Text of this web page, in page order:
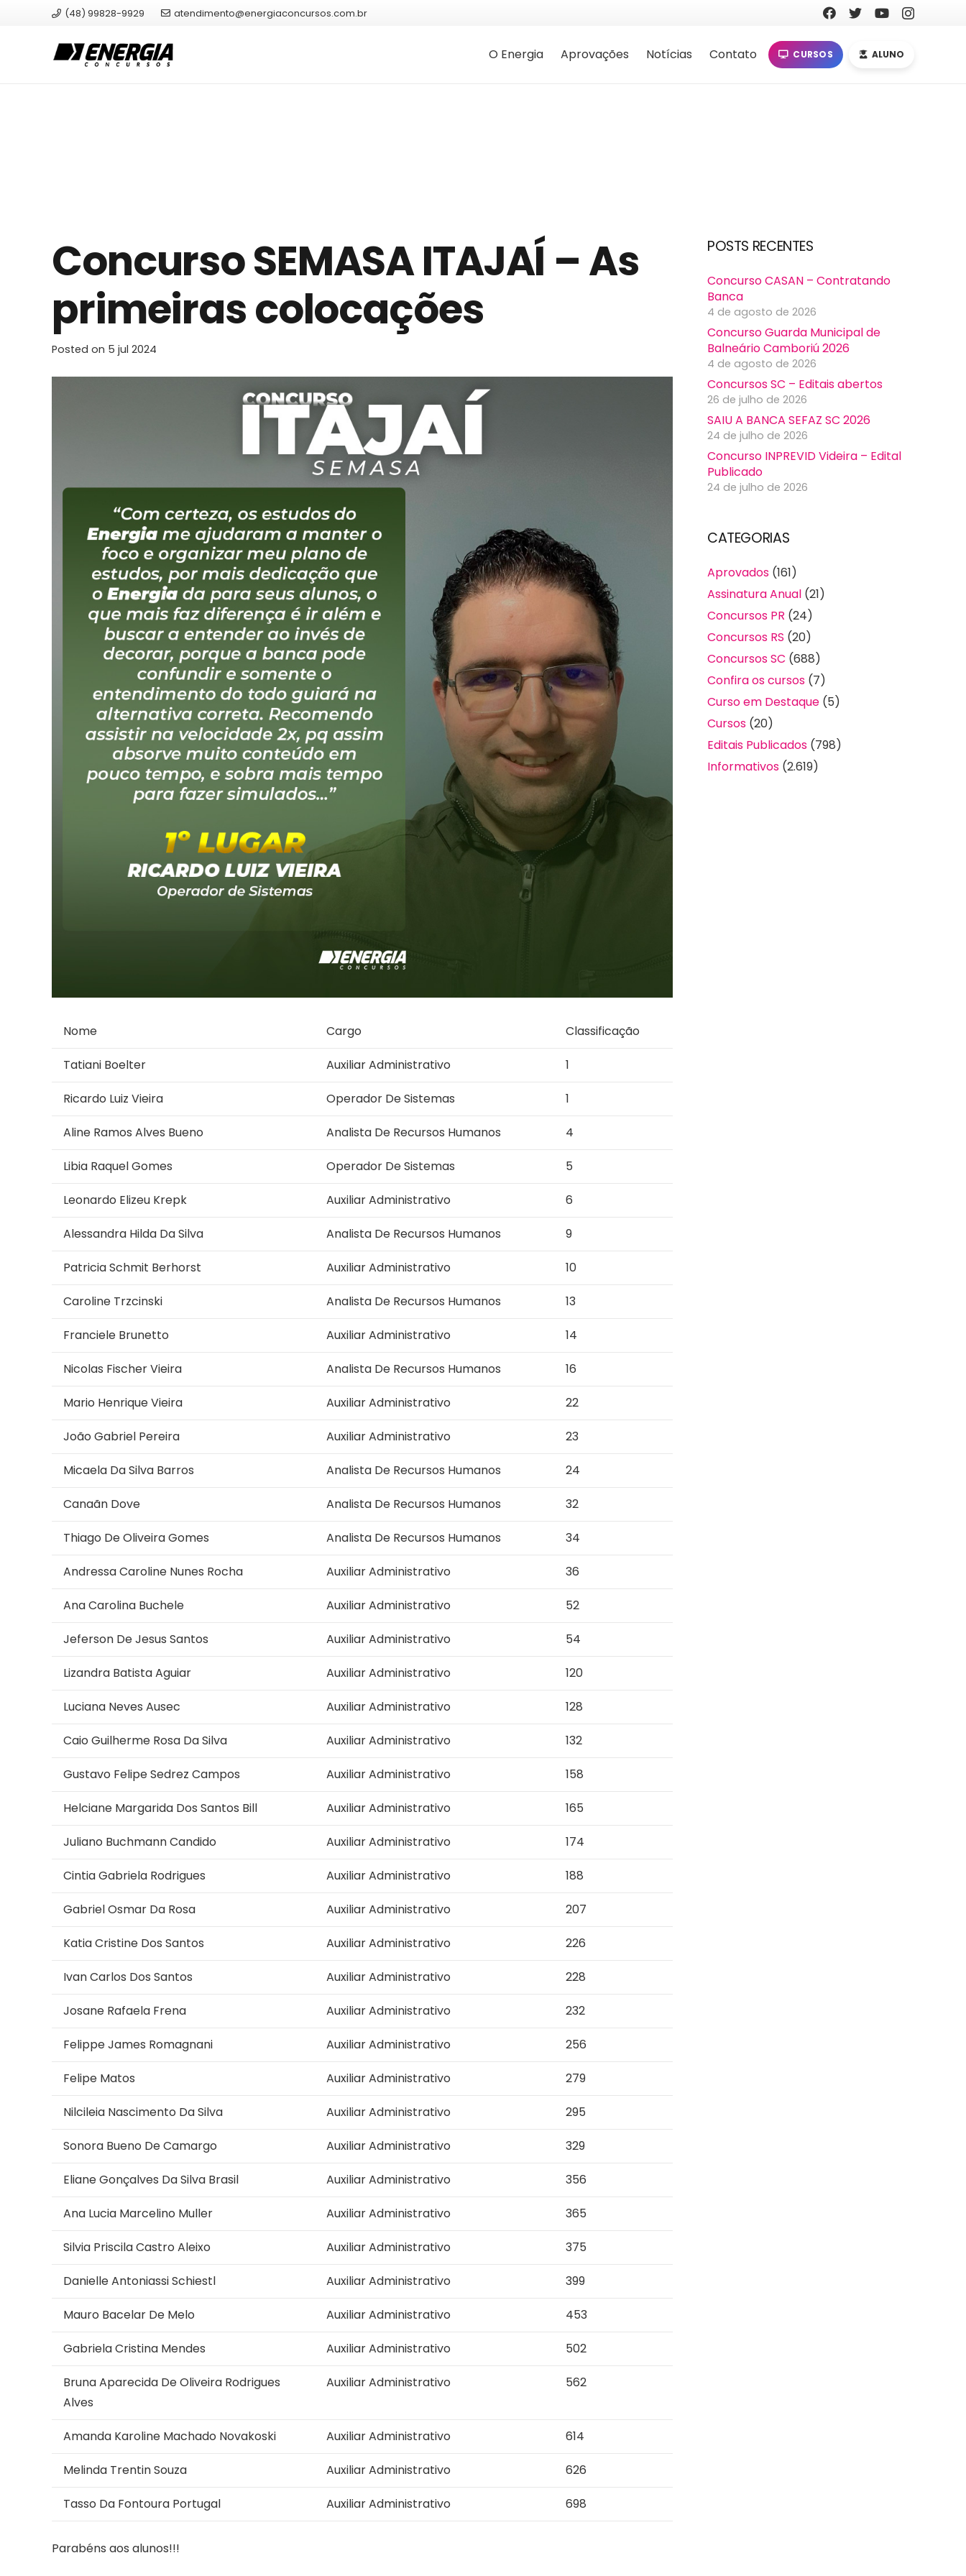
(48) 99828-9929 atendimento@energiaconcursos.com.br
O Energia Aprovações Notícias Contato CURSOS ALUNO
Concurso SEMASA ITAJAÍ – As
primeiras colocações
Posted on 5 jul 2024
Nome Cargo Classificação
Tatiani Boelter Auxiliar Administrativo 1
Ricardo Luiz Vieira Operador De Sistemas 1
Aline Ramos Alves Bueno Analista De Recursos Humanos 4
Libia Raquel Gomes Operador De Sistemas 5
Leonardo Elizeu Krepk Auxiliar Administrativo 6
Alessandra Hilda Da Silva Analista De Recursos Humanos 9
Patricia Schmit Berhorst Auxiliar Administrativo 10
Caroline Trzcinski Analista De Recursos Humanos 13
Franciele Brunetto Auxiliar Administrativo 14
Nicolas Fischer Vieira Analista De Recursos Humanos 16
Mario Henrique Vieira Auxiliar Administrativo 22
João Gabriel Pereira Auxiliar Administrativo 23
Micaela Da Silva Barros Analista De Recursos Humanos 24
Canaãn Dove Analista De Recursos Humanos 32
Thiago De Oliveira Gomes Analista De Recursos Humanos 34
Andressa Caroline Nunes Rocha Auxiliar Administrativo 36
Ana Carolina Buchele Auxiliar Administrativo 52
Jeferson De Jesus Santos Auxiliar Administrativo 54
Lizandra Batista Aguiar Auxiliar Administrativo 120
Luciana Neves Ausec Auxiliar Administrativo 128
Caio Guilherme Rosa Da Silva Auxiliar Administrativo 132
Gustavo Felipe Sedrez Campos Auxiliar Administrativo 158
Helciane Margarida Dos Santos Bill Auxiliar Administrativo 165
Juliano Buchmann Candido Auxiliar Administrativo 174
Cintia Gabriela Rodrigues Auxiliar Administrativo 188
Gabriel Osmar Da Rosa Auxiliar Administrativo 207
Katia Cristine Dos Santos Auxiliar Administrativo 226
Ivan Carlos Dos Santos Auxiliar Administrativo 228
Josane Rafaela Frena Auxiliar Administrativo 232
Felippe James Romagnani Auxiliar Administrativo 256
Felipe Matos Auxiliar Administrativo 279
Nilcileia Nascimento Da Silva Auxiliar Administrativo 295
Sonora Bueno De Camargo Auxiliar Administrativo 329
Eliane Gonçalves Da Silva Brasil Auxiliar Administrativo 356
Ana Lucia Marcelino Muller Auxiliar Administrativo 365
Silvia Priscila Castro Aleixo Auxiliar Administrativo 375
Danielle Antoniassi Schiestl Auxiliar Administrativo 399
Mauro Bacelar De Melo Auxiliar Administrativo 453
Gabriela Cristina Mendes Auxiliar Administrativo 502
Bruna Aparecida De Oliveira Rodrigues
Alves
Auxiliar Administrativo 562
Amanda Karoline Machado Novakoski Auxiliar Administrativo 614
Melinda Trentin Souza Auxiliar Administrativo 626
Tasso Da Fontoura Portugal Auxiliar Administrativo 698
Parabéns aos alunos!!!
POSTS RECENTES
Concurso CASAN – Contratando
Banca
4 de agosto de 2026
Concurso Guarda Municipal de
Balneário Camboriú 2026
4 de agosto de 2026
Concursos SC – Editais abertos
26 de julho de 2026
SAIU A BANCA SEFAZ SC 2026
24 de julho de 2026
Concurso INPREVID Videira – Edital
Publicado
24 de julho de 2026
CATEGORIAS
Aprovados (161)
Assinatura Anual (21)
Concursos PR (24)
Concursos RS (20)
Concursos SC (688)
Confira os cursos (7)
Curso em Destaque (5)
Cursos (20)
Editais Publicados (798)
Informativos (2.619)